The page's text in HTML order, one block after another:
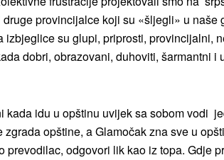
provincijalce koji su «šljegli» u naše
izbjeglice su glupi, priprosti, provincijalni,
dobri, obrazovani, duhoviti, šarmantni i
kada idu u opštinu uvijek sa sobom vodi
opštine, a Glamočak zna sve u
prevodilac, odgovori lik kao iz topa. Gdje